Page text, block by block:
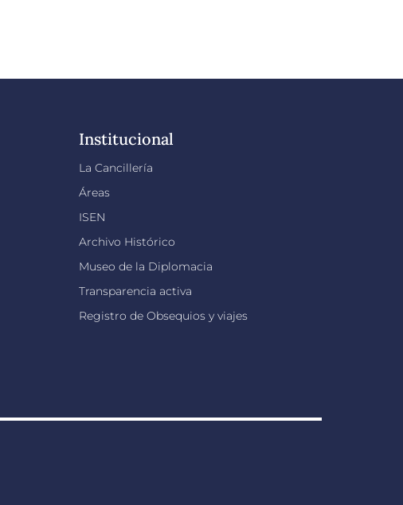
Institucional
La Cancillería
Áreas
ISEN
Archivo Histórico
Museo de la Diplomacia
Transparencia activa
Registro de Obsequios y viajes